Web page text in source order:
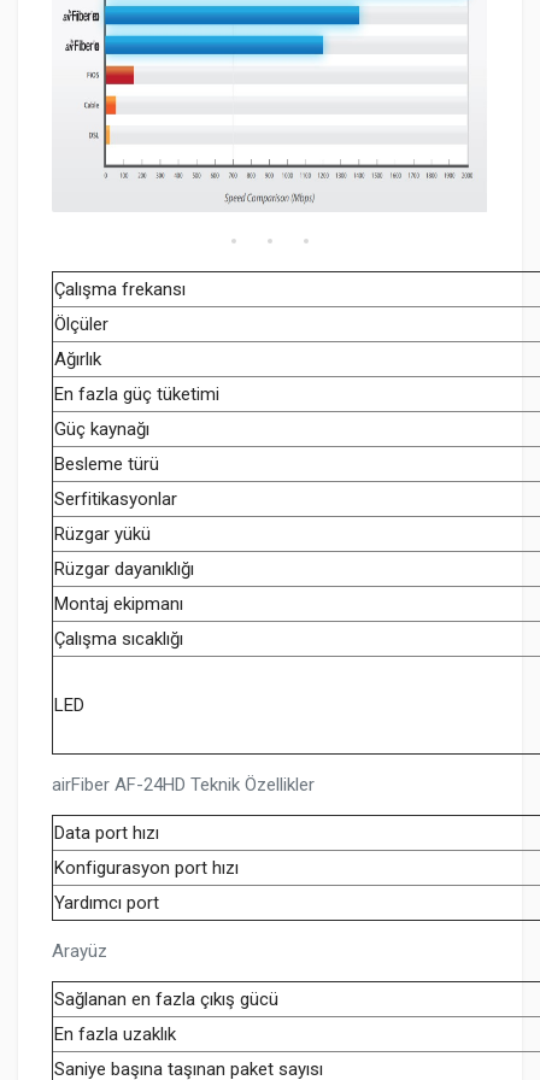
airFiber AF-24HD Teknik Özellikler
Çalışma frekansı
Ölçüler
Ağırlık
En fazla güç tüketimi
Güç kaynağı
Besleme türü
Serfitikasyonlar
Rüzgar yükü
Rüzgar dayanıklığı
Montaj ekipmanı
Çalışma sıcaklığı
LED
Arayüz
Data port hızı
Konfigurasyon port hızı
Yardımcı port
Sağlanan en fazla çıkış gücü
En fazla uzaklık
Saniye başına taşınan paket sayısı